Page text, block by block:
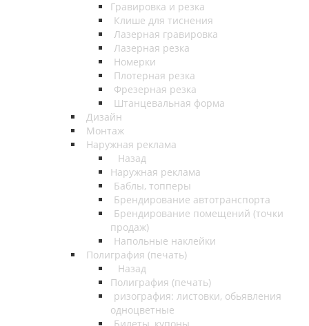
Гравировка и резка
Клише для тиснения
Лазерная гравировка
Лазерная резка
Номерки
Плотерная резка
Фрезерная резка
Штанцевальная форма
Дизайн
Монтаж
Наружная реклама
Назад
Наружная реклама
Баблы, топперы
Брендирование автотранспорта
Брендирование помещений (точки
продаж)
Напольные наклейки
Полиграфия (печать)
Назад
Полиграфия (печать)
ризография: листовки, обьявления
одноцветные